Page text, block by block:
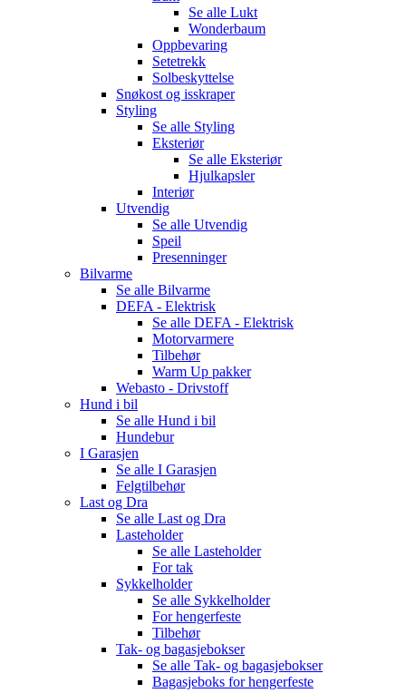
Se alle Lukt
Wonderbaum
Oppbevaring
Setetrekk
Solbeskyttelse
Snøkost og isskraper
Styling
Se alle Styling
Eksteriør
Se alle Eksteriør
Hjulkapsler
Interiør
Utvendig
Se alle Utvendig
Speil
Presenninger
Bilvarme
Se alle Bilvarme
DEFA - Elektrisk
Se alle DEFA - Elektrisk
Motorvarmere
Tilbehør
Warm Up pakker
Webasto - Drivstoff
Hund i bil
Se alle Hund i bil
Hundebur
I Garasjen
Se alle I Garasjen
Felgtilbehør
Last og Dra
Se alle Last og Dra
Lasteholder
Se alle Lasteholder
For tak
Sykkelholder
Se alle Sykkelholder
For hengerfeste
Tilbehør
Tak- og bagasjebokser
Se alle Tak- og bagasjebokser
Bagasjeboks for hengerfeste